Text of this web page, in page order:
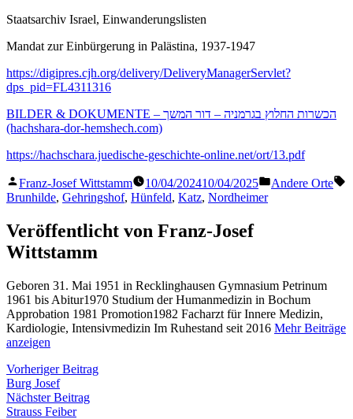
Staatsarchiv Israel, Einwanderungslisten
Mandat zur Einbürgerung in Palästina, 1937-1947
https://digipres.cjh.org/delivery/DeliveryManagerServlet?
dps_pid=FL4311316
BILDER & DOKUMENTE – הכשרות החלוץ בגרמניה – דור המשך
(hachshara-dor-hemshech.com)
https://hachschara.juedische-geschichte-online.net/ort/13.pdf
Veröffentlicht
von
Franz-Josef Wittstamm 10/04/202410/04/2025
Veröffentlicht
Andere Orte
Brunhilde, Gehringshof, Hünfeld, Katz, Nordheimer
Veröffentlicht von Franz-Josef
Wittstamm
Geboren 31. Mai 1951 in Recklinghausen Gymnasium Petrinum
1961 bis Abitur1970 Studium der Humanmedizin in Bochum
Approbation 1981 Promotion1982 Facharzt für Innere Medizin,
Kardiologie, Intensivmedizin Im Ruhestand seit 2016 Mehr Beiträge
anzeigen
Beitragsnavigation
Vorheriger BeitragVorheriger
Burg Josef
Nächster BeitragNächster
Strauss Feiber